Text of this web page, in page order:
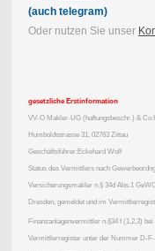
(auch telegram)
Oder nutzen Sie unser
gesetzliche Erstinformation
VV-O Makler-UG (haftungsbeschr.) &
Humboldtstrasse 31, 02763 Zittau
Geschäftsführer:Eckehard Wolf
Status des Vermittlers nach
Versicherungsmakler n.§ 34d Abs.1
Dresden, gemeldet und im
Finanzanlagenvermittler n.§34 f (1,2,3)
Vermittlerregister unter der Nummer D-